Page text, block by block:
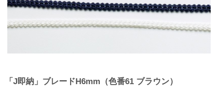
「J即納」ブレードH6mm（色番61 ブラウン）